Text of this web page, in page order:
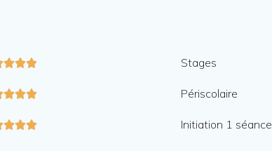
 Stages
 Périscolaire
 Initiation 1 séance